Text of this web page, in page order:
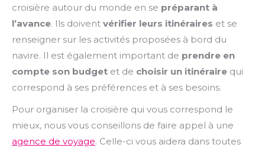
croisière autour du monde en se préparant à
l’avance. Ils doivent vérifier leurs itinéraires et se
renseigner sur les activités proposées à bord du
navire. Il est également important de prendre en
compte son budget et de choisir un itinéraire qui
correspond à ses préférences et à ses besoins.
Pour organiser la croisière qui vous correspond le
mieux, nous vous conseillons de faire appel à une
agence de voyage. Celle-ci vous aidera dans toutes